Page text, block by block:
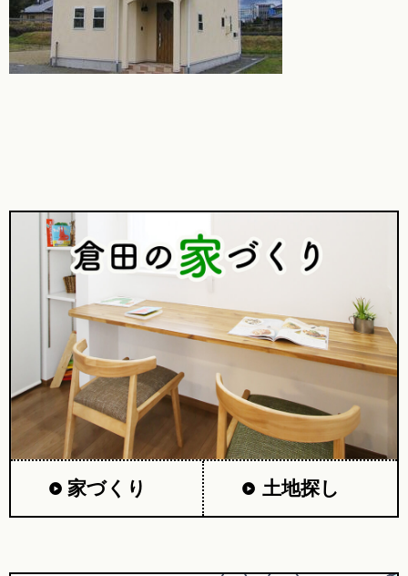
家づくり 土地探し